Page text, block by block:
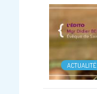
ACTUALITÉ